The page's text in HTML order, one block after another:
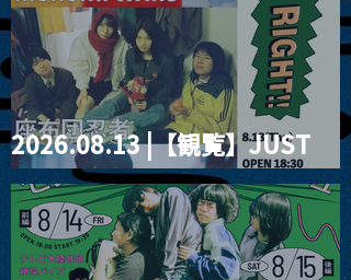
2026.08.13 |【観覧】JUST
RIGHT!! vol.26